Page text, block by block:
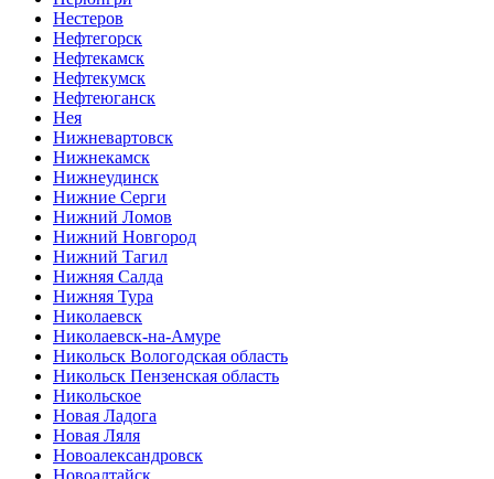
Нестеров
Нефтегорск
Нефтекамск
Нефтекумск
Нефтеюганск
Нея
Нижневартовск
Нижнекамск
Нижнеудинск
Нижние Серги
Нижний Ломов
Нижний Новгород
Нижний Тагил
Нижняя Салда
Нижняя Тура
Николаевск
Николаевск-на-Амуре
Никольск Вологодская область
Никольск Пензенская область
Никольское
Новая Ладога
Новая Ляля
Новоалександровск
Новоалтайск